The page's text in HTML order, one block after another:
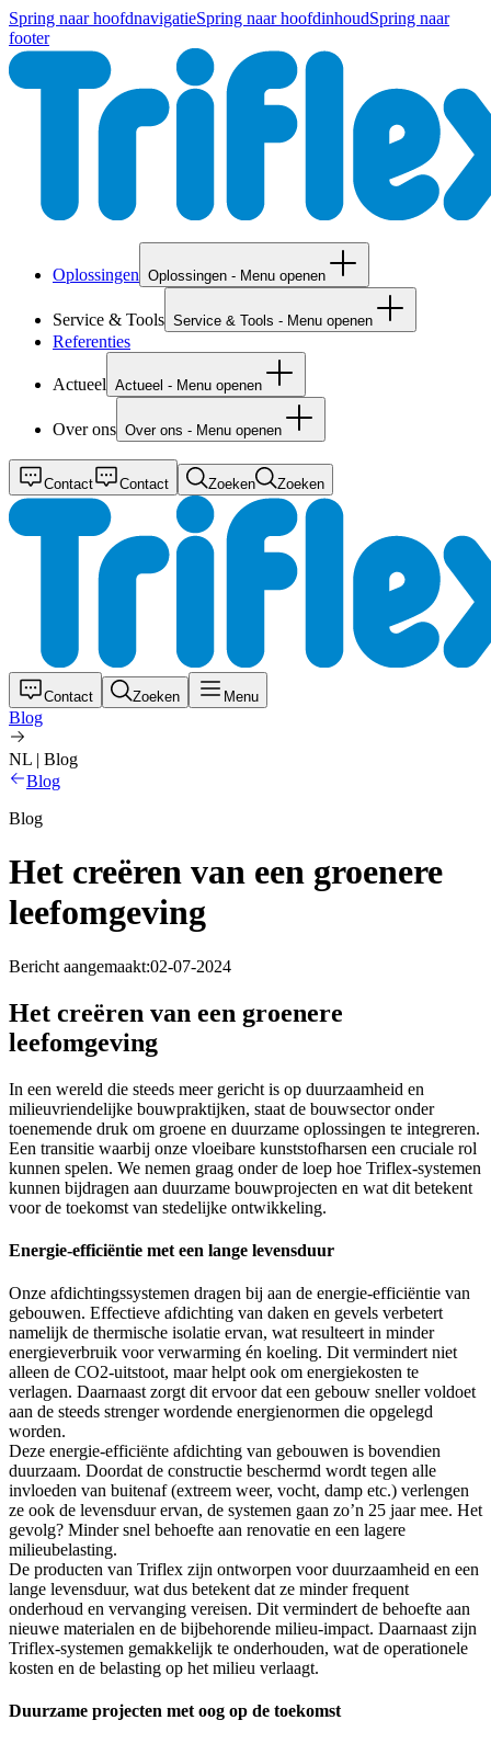
Spring naar hoofdnavigatieSpring naar hoofdinhoudSpring naar
footer
Oplossingen Oplossingen - Menu openen
Service & Tools Service & Tools - Menu openen
Referenties
Actueel Actueel - Menu openen
Over ons Over ons - Menu openen
Contact Contact Zoeken Zoeken
Contact Zoeken Menu
Blog
NL | Blog
Blog
Blog
Het creëren van een groenere
leefomgeving
Bericht aangemaakt:02-07-2024
Het creëren van een groenere
leefomgeving
In een wereld die steeds meer gericht is op duurzaamheid en
milieuvriendelijke bouwpraktijken, staat de bouwsector onder
toenemende druk om groene en duurzame oplossingen te integreren.
Een transitie waarbij onze vloeibare kunststofharsen een cruciale rol
kunnen spelen. We nemen graag onder de loep hoe Triflex-systemen
kunnen bijdragen aan duurzame bouwprojecten en wat dit betekent
voor de toekomst van stedelijke ontwikkeling.
Energie-efficiëntie met een lange levensduur
Onze afdichtingssystemen dragen bij aan de energie-efficiëntie van
gebouwen. Effectieve afdichting van daken en gevels verbetert
namelijk de thermische isolatie ervan, wat resulteert in minder
energieverbruik voor verwarming én koeling. Dit vermindert niet
alleen de CO2-uitstoot, maar helpt ook om energiekosten te
verlagen. Daarnaast zorgt dit ervoor dat een gebouw sneller voldoet
aan de steeds strenger wordende energienormen die opgelegd
worden.
Deze energie-efficiënte afdichting van gebouwen is bovendien
duurzaam. Doordat de constructie beschermd wordt tegen alle
invloeden van buitenaf (extreem weer, vocht, damp etc.) verlengen
ze ook de levensduur ervan, de systemen gaan zo’n 25 jaar mee. Het
gevolg? Minder snel behoefte aan renovatie en een lagere
milieubelasting.
De producten van Triflex zijn ontworpen voor duurzaamheid en een
lange levensduur, wat dus betekent dat ze minder frequent
onderhoud en vervanging vereisen. Dit vermindert de behoefte aan
nieuwe materialen en de bijbehorende milieu-impact. Daarnaast zijn
Triflex-systemen gemakkelijk te onderhouden, wat de operationele
kosten en de belasting op het milieu verlaagt.
Duurzame projecten met oog op de toekomst